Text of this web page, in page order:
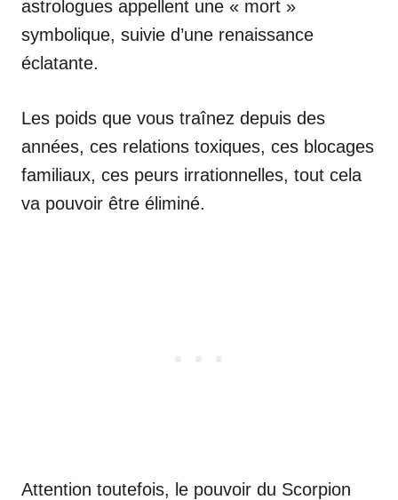
astrologues appellent une « mort »
symbolique, suivie d’une renaissance
éclatante.
Les poids que vous traînez depuis des
années, ces relations toxiques, ces blocages
familiaux, ces peurs irrationnelles, tout cela
va pouvoir être éliminé.
Attention toutefois, le pouvoir du Scorpion